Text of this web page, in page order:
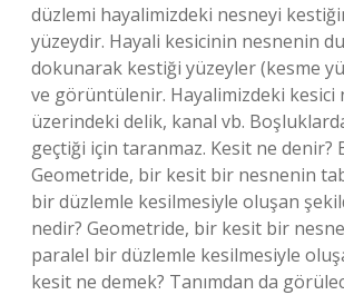
düzlemi hayalimizdeki nesneyi
yüzeydir. Hayali kesicinin nesnenin
dokunarak kestiği yüzeyler (kesme
ve görüntülenir. Hayalimizdeki kesici
üzerindeki delik, kanal vb.
geçtiği için taranmaz. Kesit ne denir?
Geometride, bir kesit bir nesnenin
bir düzlemle kesilmesiyle oluşan
nedir? Geometride, bir kesit bir
paralel bir düzlemle kesilmesiyle
kesit ne demek? Tanımdan da